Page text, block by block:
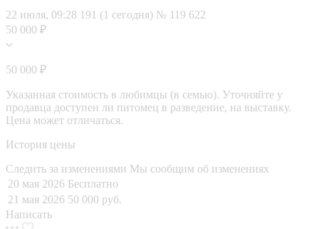
22 июля, 09:28 191 (1 сегодня) № 119 622
50 000 ₽
50 000 ₽
Указанная стоимость в любимцы (в семью). Уточняйте у
продавца доступен ли питомец в разведение, на выставку.
Цена может отличаться.
История цены
Следить за изменениями Мы сообщим об изменениях
20 мая 2026 Бесплатно
21 мая 2026 50 000 руб.
Написать